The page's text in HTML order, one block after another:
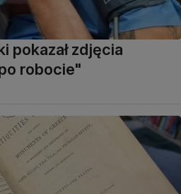
pokazał zdjęcia
robocie"